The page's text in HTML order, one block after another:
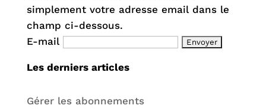
simplement votre adresse email dans le
champ ci-dessous.
E-mail
Les derniers articles
Gérer les abonnements